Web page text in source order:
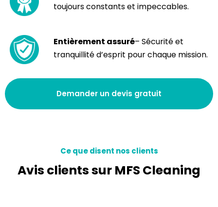
toujours constants et impeccables.
Entièrement assuré– Sécurité et
tranquillité d’esprit pour chaque mission.
Demander un devis gratuit
Ce que disent nos clients
Avis clients sur MFS Cleaning